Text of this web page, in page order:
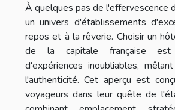
À quelques pas de l'effervescence
un univers d'établissements
repos et à la rêverie. Choisir un
de la capitale française est
d'expériences inoubliables,
l'authenticité. Cet aperçu est
voyageurs dans leur quête de